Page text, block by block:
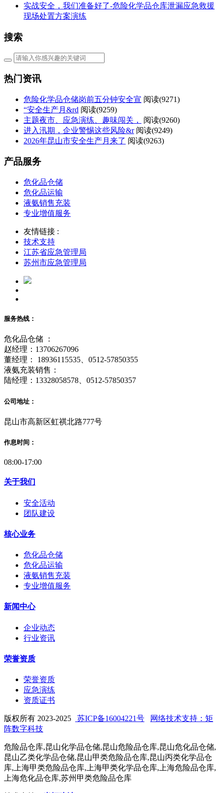
实战安全，我们准备好了-危险化学品仓库泄漏应急救援
现场处置方案演练
搜索
热门资讯
危险化学品仓储岗前五分钟安全宣 阅读(9271)
“安全生产月&rd 阅读(9259)
主题夜市、应急演练、趣味闯关，
阅读(9260)
进入汛期，企业警惕这些风险&r 阅读(9249)
2026年昆山市安全生产月来了 阅读(9263)
产品服务
危化品仓储
危化品运输
液氨销售充装
专业增值服务
友情链接 :
技术支持
江苏省应急管理局
苏州市应急管理局
服务热线：
危化品仓储 ：
赵经理：13706267096
董经理： 18936115535、0512-57850355
液氨充装销售：
陆经理：13328058578、0512-57850357
公司地址：
昆山市高新区虹祺北路777号
作息时间：
08:00-17:00
关于我们
安全活动
团队建设
核心业务
危化品仓储
危化品运输
液氨销售充装
专业增值服务
新闻中心
企业动态
行业资讯
荣誉资质
荣誉资质
应急演练
资质证书
版权所有 2023-2025 苏ICP备16004221号
网络技术支持：矩
阵数字科技
危险品仓库,昆山化学品仓储,昆山危险品仓库,昆山危化品仓储,
昆山乙类化学品仓储,昆山甲类危险品仓库,昆山丙类化学品仓
库,上海甲类危险品仓库,上海甲类化学品仓库,上海危险品仓库,
上海危化品仓库,苏州甲类危险品仓库